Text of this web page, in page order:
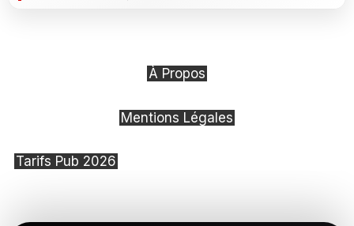
À Propos
Mentions Légales
Tarifs Pub 2026